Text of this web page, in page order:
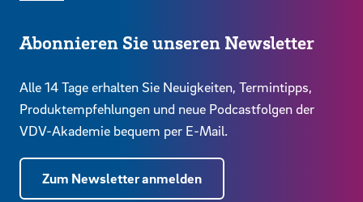
Abonnieren Sie unseren Newsletter
Alle 14 Tage erhalten Sie Neuigkeiten, Termintipps,
Produktempfehlungen und neue Podcastfolgen der
VDV-Akademie bequem per E-Mail.
Zum Newsletter anmelden